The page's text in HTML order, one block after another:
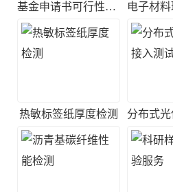
基金申请书可行性评估
热敏标签纸厚度检测